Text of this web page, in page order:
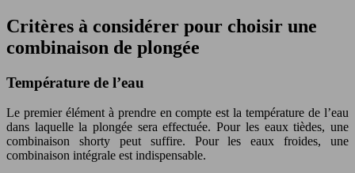
Critères à considérer pour choisir une
combinaison de plongée
Température de l’eau
Le premier élément à prendre en compte est la température de l’eau
dans laquelle la plongée sera effectuée. Pour les eaux tièdes, une
combinaison shorty peut suffire. Pour les eaux froides, une
combinaison intégrale est indispensable.